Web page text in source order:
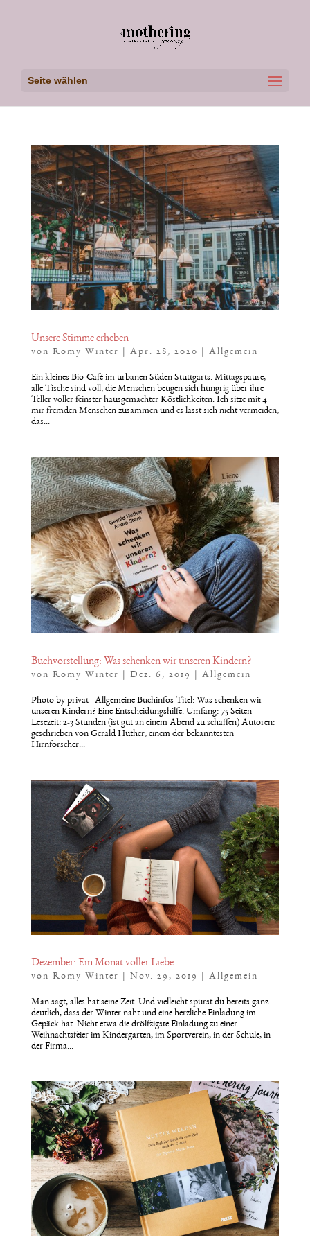
Seite wählen
Unsere Stimme erheben
von Romy Winter Apr. 28, 2020 Allgemein
Ein kleines Bio-Café im urbanen Süden Stuttgarts. Mittagspause,
alle Tische sind voll, die Menschen beugen sich hungrig über ihre
Teller voller feinster hausgemachter Köstlichkeiten. Ich sitze mit 4
mir fremden Menschen zusammen und es lässt sich nicht vermeiden,
das...
Buchvorstellung: Was schenken wir unseren Kindern?
von Romy Winter Dez. 6, 2019 Allgemein
Photo by privat Allgemeine Buchinfos Titel: Was schenken wir
unseren Kindern? Eine Entscheidungshilfe. Umfang: 75 Seiten
Lesezeit: 2-3 Stunden (ist gut an einem Abend zu schaffen) Autoren:
geschrieben von Gerald Hüther, einem der bekanntesten
Hirnforscher...
Dezember: Ein Monat voller Liebe
von Romy Winter Nov. 29, 2019 Allgemein
Man sagt, alles hat seine Zeit. Und vielleicht spürst du bereits ganz
deutlich, dass der Winter naht und eine herzliche Einladung im
Gepäck hat. Nicht etwa die drölfzigste Einladung zu einer
Weihnachtsfeier im Kindergarten, im Sportverein, in der Schule, in
der Firma...